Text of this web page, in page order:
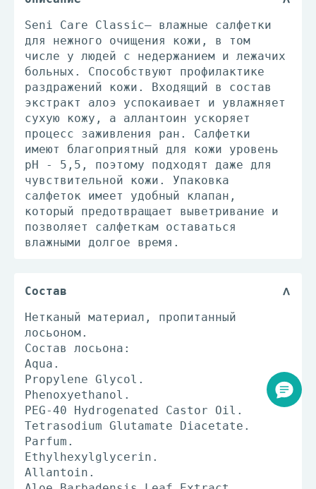
Seni Care Classic– влажные салфетки
для нежного очищения кожи, в том
числе у людей с недержанием и лежачих
больных. Способствуют профилактике
раздражений кожи. Входящий в состав
экстракт алоэ успокаивает и увлажняет
сухую кожу, а аллантоин ускоряет
процесс заживления ран. Салфетки
имеют благоприятный для кожи уровень
pH - 5,5, поэтому подходят даже для
чувствительной кожи. Упаковка
салфеток имеет удобный клапан,
который предотвращает выветривание и
позволяет салфеткам оставаться
влажными долгое время.
Состав
Нетканый материал, пропитанный
лосьоном.
Состав лосьона:
Aqua.
Propylene Glycol.
Phenoxyethanol.
PEG-40 Hydrogenated Castor Oil.
Tetrasodium Glutamate Diacetate.
Parfum.
Ethylhexylglycerin.
Allantoin.